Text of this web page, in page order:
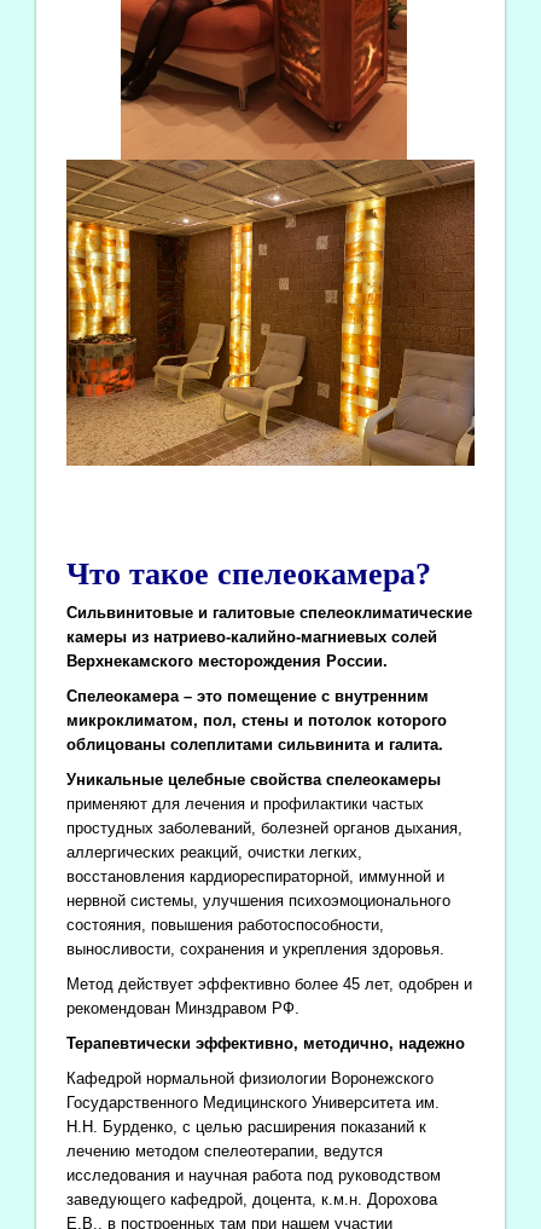
Что такое спелеокамера?
Сильвинитовые и галитовые спелеоклиматические
камеры из натриево-калийно-магниевых солей
Верхнекамского месторождения России.
Спелеокамера – это помещение с внутренним
микроклиматом, пол, стены и потолок которого
облицованы солеплитами сильвинита и галита.
Уникальные целебные свойства спелеокамеры
применяют для лечения и профилактики частых
простудных заболеваний, болезней органов дыхания,
аллергических реакций, очистки легких,
восстановления кардиореспираторной, иммунной и
нервной системы, улучшения психоэмоционального
состояния, повышения работоспособности,
выносливости, сохранения и укрепления здоровья.
Метод действует эффективно более 45 лет, одобрен и
рекомендован Минздравом РФ.
Терапевтически эффективно, методично, надежно
Кафедрой нормальной физиологии Воронежского
Государственного Медицинского Университета им.
Н.Н. Бурденко, с целью расширения показаний к
лечению методом спелеотерапии, ведутся
исследования и научная работа под руководством
заведующего кафедрой, доцента, к.м.н. Дорохова
Е.В., в построенных там при нашем участии